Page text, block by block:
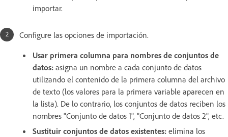
importar.
Configure las opciones de importación.
Usar primera columna para nombres de conjuntos de
datos: asigna un nombre a cada conjunto de datos
utilizando el contenido de la primera columna del archivo
de texto (los valores para la primera variable aparecen en
la lista). De lo contrario, los conjuntos de datos reciben los
nombres "Conjunto de datos 1", "Conjunto de datos 2", etc.
Sustituir conjuntos de datos existentes: elimina los